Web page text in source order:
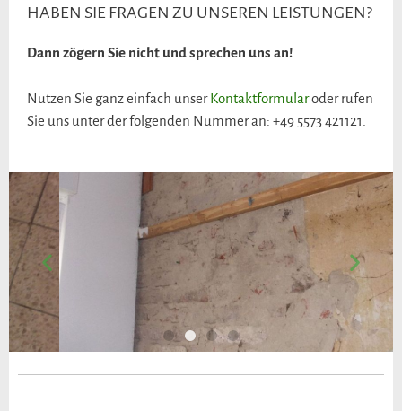
HABEN SIE FRAGEN ZU UNSEREN LEISTUNGEN?
Dann zögern Sie nicht und sprechen uns an!
Nutzen Sie ganz einfach unserKontaktformularoder rufen
Sie uns unter der folgenden Nummer an: +49 5573 421121.